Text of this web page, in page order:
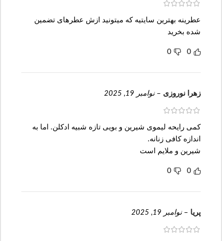
عطرینه بهترین سایتیه که میتونید ازش عطرهای تضمین
شده بخرید
0
0
زهرا نوروزی – نوامبر 19, 2025
کمی رایحه لیموی شیرین و بویی تازه شبیه ادکلن. اما به
اندازه کافی زنانه.
شیرین و ملایم است
0
0
پریا – نوامبر 19, 2025